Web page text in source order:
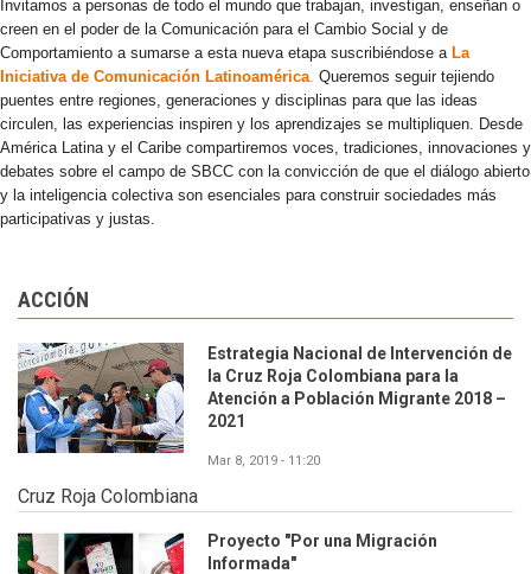
Invitamos a personas de todo el mundo que trabajan, investigan, enseñan o
creen en el poder de la Comunicación para el Cambio Social y de
Comportamiento a sumarse a esta nueva etapa suscribiéndose a La
Iniciativa de Comunicación Latinoamérica. Queremos seguir tejiendo
puentes entre regiones, generaciones y disciplinas para que las ideas
circulen, las experiencias inspiren y los aprendizajes se multipliquen. Desde
América Latina y el Caribe compartiremos voces, tradiciones, innovaciones y
debates sobre el campo de SBCC con la convicción de que el diálogo abierto
y la inteligencia colectiva son esenciales para construir sociedades más
participativas y justas.
ACCIÓN
Estrategia Nacional de Intervención de
la Cruz Roja Colombiana para la
Atención a Población Migrante 2018 –
2021
Mar 8, 2019 - 11:20
Cruz Roja Colombiana
Proyecto "Por una Migración
Informada"